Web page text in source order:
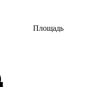
Площадь